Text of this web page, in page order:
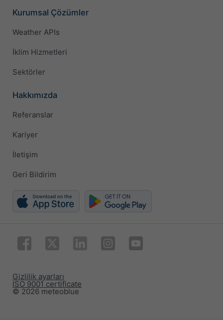
Kurumsal Çözümler
Weather APIs
İklim Hizmetleri
Sektörler
Hakkımızda
Referanslar
Kariyer
İletişim
Geri Bildirim
© 2026 meteoblue
ISO 9001 certificate
Gizlilik ayarları